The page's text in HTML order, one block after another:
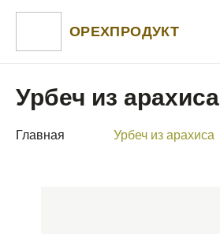
ОРЕХПРОДУКТ
Урбеч из арахиса
Главная Урбеч из арахиса